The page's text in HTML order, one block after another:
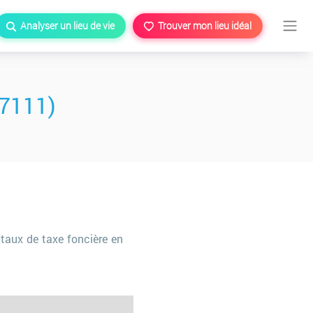
Analyser un lieu de vie Trouver mon lieu idéal
de taxe foncière en